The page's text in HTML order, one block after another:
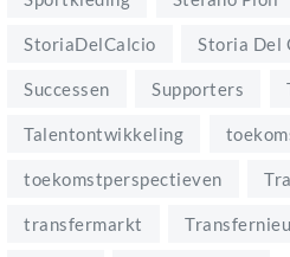
StoriaDelCalcio Storia Del
Successen Supporters
Talentontwikkeling
toekomstperspectieven
transfermarkt